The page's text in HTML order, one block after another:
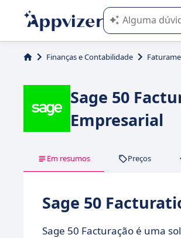
A IA do
Finanças e Contabilidade
Sage 50
Empresarial
Em resumos Preços
Sage 50
Sage 50 Facturação é uma